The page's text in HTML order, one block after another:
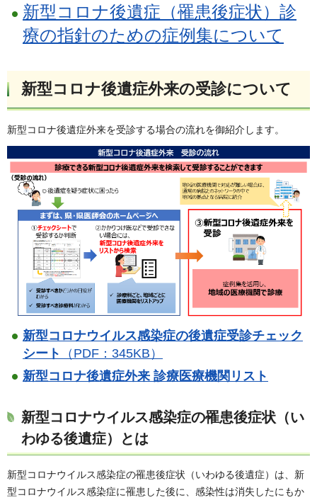
新型コロナ後遺症（罹患後症状）診
療の指針のための症例集について
新型コロナ後遺症外来の受診について
新型コロナ後遺症外来を受診する場合の流れを御紹介します。
新型コロナウイルス感染症の後遺症受診チェック
シート
（PDF：345KB）
新型コロナ後遺症外来 診療医療機関リスト
新型コロナウイルス感染症の罹患後症状（い
わゆる後遺症）とは
新型コロナウイルス感染症の罹患後症状（いわゆる後遺症）は、新
型コロナウイルス感染症に罹患した後に、感染性は消失したにもか